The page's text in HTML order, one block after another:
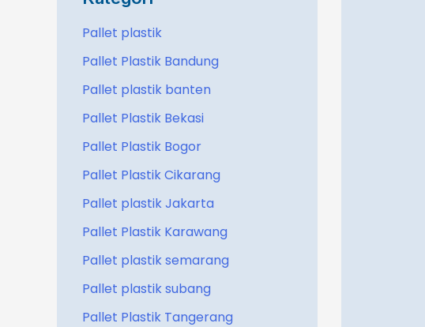
Pallet plastik
Pallet Plastik Bandung
Pallet plastik banten
Pallet Plastik Bekasi
Pallet Plastik Bogor
Pallet Plastik Cikarang
Pallet plastik Jakarta
Pallet Plastik Karawang
Pallet plastik semarang
Pallet plastik subang
Pallet Plastik Tangerang